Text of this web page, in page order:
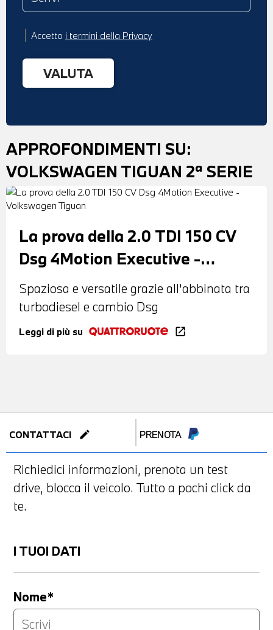
Accetto i termini della Privacy
APPROFONDIMENTI SU:
VOLKSWAGEN TIGUAN 2ª SERIE
La prova della 2.0 TDI 150 CV
Dsg 4Motion Executive -
Volkswagen Tiguan
Spaziosa e versatile grazie all'abbinata tra
turbodiesel e cambio Dsg
Leggi di più su open_in_new
CONTATTACI edit PRENOTA
Richiedici informazioni, prenota un test
drive, blocca il veicolo. Tutto a pochi click da
te.
I TUOI DATI
Nome*